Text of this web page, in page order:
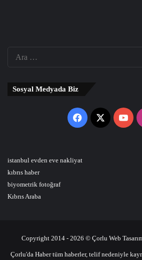
Sosyal Medyada Biz
Facebook
X
istanbul evden eve nakliyat
kıbrıs haber
biyometrik fotoğraf
Kıbrıs Araba
Copyright 2014 - 2026 © Çorlu Web
Çorlu'da Haber tüm haberler, telif nedeniyle